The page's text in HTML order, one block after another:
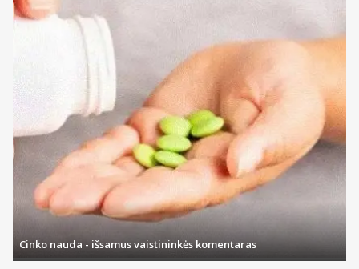
Cinko nauda - išsamus vaistininkės komentaras